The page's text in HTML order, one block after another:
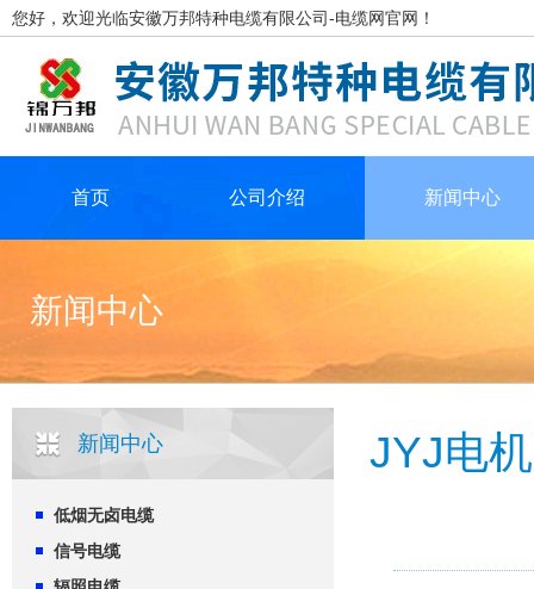
您好，欢迎光临安徽万邦特种电缆有限公司-电缆网官网！
首页 公司介绍 新闻中心
新闻中心
新闻中心
低烟无卤电缆
信号电缆
JYJ电